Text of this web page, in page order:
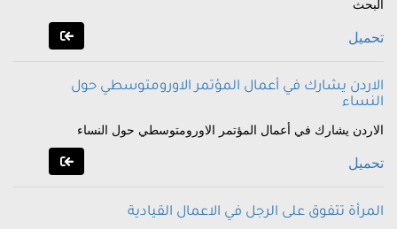
البحث
تحميل
الاردن يشارك في أعمال المؤتمر الاورومتوسطي حول
النساء
الاردن يشارك في أعمال المؤتمر الاورومتوسطي حول النساء
تحميل
المرأة تتفوق على الرجل في الاعمال القيادية